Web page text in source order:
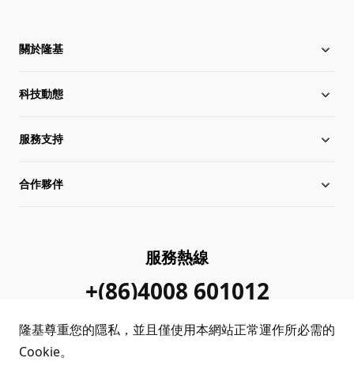
關於隆基
關於隆基
全球化布局
管理層信息
科技動態
行業動態
在線研討會
服務支持
下載中心
合作夥伴
服務熱線
+(86)4008 601012
隆基尊重您的隱私，並且僅使用本網站正常運作所必需的
Cookie。